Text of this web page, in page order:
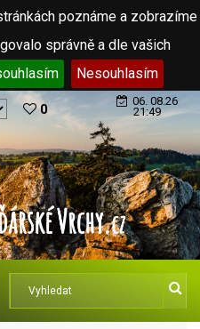
poznáme a zobrazíme
správně a dle vašich
Nesouhlasím
0
06. 08.26
21:49